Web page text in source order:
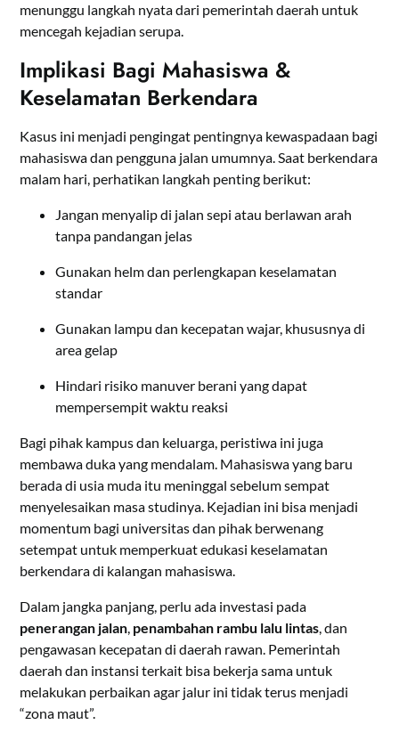
menunggu langkah nyata dari pemerintah daerah untuk
mencegah kejadian serupa.
Implikasi Bagi Mahasiswa &
Keselamatan Berkendara
Kasus ini menjadi pengingat pentingnya kewaspadaan bagi
mahasiswa dan pengguna jalan umumnya. Saat berkendara
malam hari, perhatikan langkah penting berikut:
Jangan menyalip di jalan sepi atau berlawan arah
tanpa pandangan jelas
Gunakan helm dan perlengkapan keselamatan
standar
Gunakan lampu dan kecepatan wajar, khususnya di
area gelap
Hindari risiko manuver berani yang dapat
mempersempit waktu reaksi
Bagi pihak kampus dan keluarga, peristiwa ini juga
membawa duka yang mendalam. Mahasiswa yang baru
berada di usia muda itu meninggal sebelum sempat
menyelesaikan masa studinya. Kejadian ini bisa menjadi
momentum bagi universitas dan pihak berwenang
setempat untuk memperkuat edukasi keselamatan
berkendara di kalangan mahasiswa.
Dalam jangka panjang, perlu ada investasi pada
penerangan jalan, penambahan rambu lalu lintas, dan
pengawasan kecepatan di daerah rawan. Pemerintah
daerah dan instansi terkait bisa bekerja sama untuk
melakukan perbaikan agar jalur ini tidak terus menjadi
“zona maut”.